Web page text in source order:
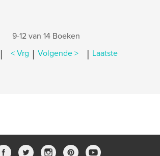
9-12 van 14 Boeken
| < Vrg | Volgende > | Laatste